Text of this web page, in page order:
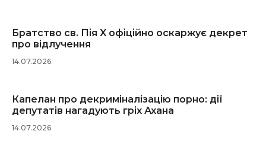
Братство св. Пія X офіційно оскаржує декрет
про відлучення
14.07.2026
Капелан про декриміналізацію порно: дії
депутатів нагадують гріх Ахана
14.07.2026